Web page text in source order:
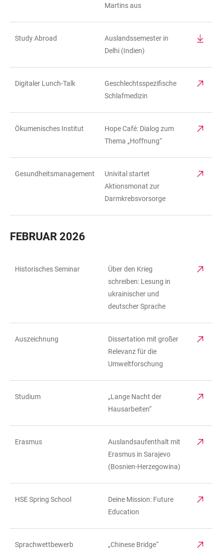
Martins aus
Study Abroad
Auslandssemester in
Delhi (Indien)
Digitaler Lunch-Talk
Geschlechtsspezifische
Schlafmedizin
Ökumenisches Institut
Hope Café: Dialog zum
Thema „Hoffnung“
Gesundheitsmanagement
Univital startet
Aktionsmonat zur
Darmkrebsvorsorge
FEBRUAR 2026
Historisches Seminar
Über den Krieg
schreiben: Lesung in
ukrainischer und
deutscher Sprache
Auszeichnung
Dissertation mit großer
Relevanz für die
Umweltforschung
Studium
„Lange Nacht der
Hausarbeiten“
Erasmus
Auslandsaufenthalt mit
Erasmus in Sarajevo
(Bosnien-Herzegowina)
HSE Spring School
Deine Mission: Future
Education
Sprachwettbewerb „Chinese Bridge“